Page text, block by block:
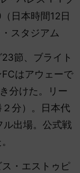
日本時間12日
スタジアム
節、ブライト
はアウェーで
分けた。リー
分）。
日本代
出場。公式戦
・エストゥピ